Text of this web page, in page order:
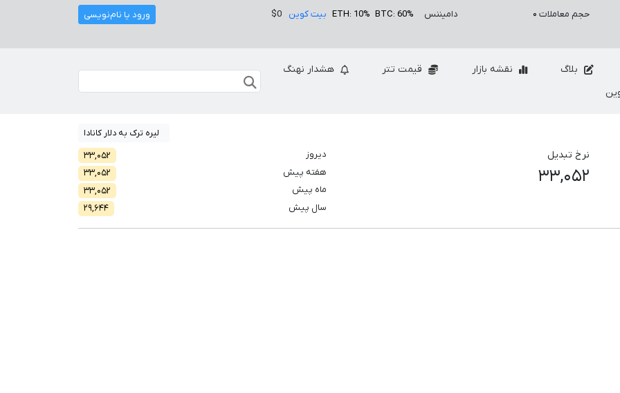
حجم معاملات ۰ دامیننس BTC: 60%
ETH: 10% بیت کوین $0 ورود یا نام‌نویسی
بلاگ نقشه بازار قیمت تتر
هشدار نهنگ
لیره ترک به دلار کانادا
نرخ تبدیل
۳۳,۰۵۲
دیروز
۳۳,۰۵۲
هفته پیش
۳۳,۰۵۲
ماه پیش
۳۳,۰۵۲
سال پیش
۲۹,۶۴۴